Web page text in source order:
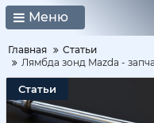
Меню
Главная
Статьи
Лямбда зонд Mazda -
Статьи